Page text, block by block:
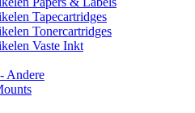
Tapecartridges
Tonercartridges
Vaste Inkt
Andere